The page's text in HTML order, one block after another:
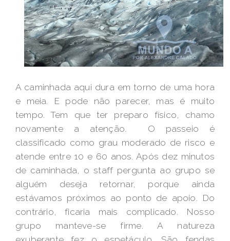
A caminhada aqui dura em torno de uma hora
e meia. E pode não parecer, mas é muito
tempo. Tem que ter preparo físico, chamo
novamente a atenção. O passeio é
classificado como grau moderado de risco e
atende entre 10 e 60 anos. Após dez minutos
de caminhada, o staff pergunta ao grupo se
alguém deseja retornar, porque ainda
estávamos próximos ao ponto de apoio. Do
contrário, ficaria mais complicado. Nosso
grupo manteve-se firme. A natureza